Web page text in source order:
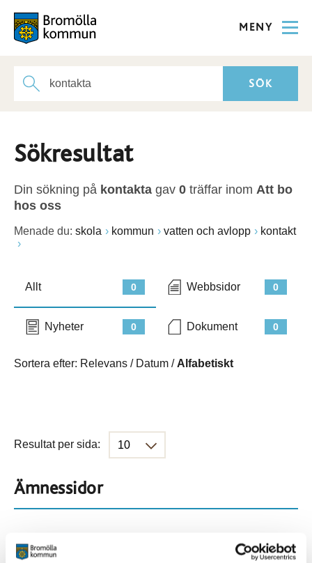
MENY
Sökresultat
Din sökning på kontakta gav 0 träffar inom Att bo
hos oss
Menade du: skola kommun vatten och avlopp kontakt
0
Allt 0
Webbsidor
0
Nyheter 0
Dokument
Sortera efter: Relevans / Datum / Alfabetiskt
Resultat per sida:
Ämnessidor
901
Hela webbplatsen